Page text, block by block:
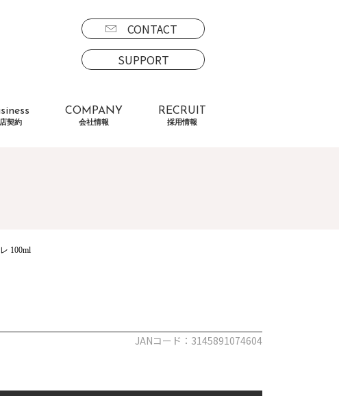
CONTACT
SUPPORT
契約
COMPANY
会社情報
RECRUIT
採用情報
100ml
JANコード：3145891074604